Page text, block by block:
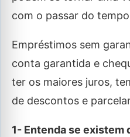
com o passar do
Empréstimos sem
conta garantida e
ter os maiores juros,
de descontos e
1- Entenda se existem